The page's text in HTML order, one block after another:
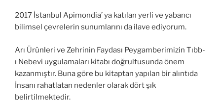
2017 İstanbul Apimondia’ ya katılan yerli ve yabancı
bilimsel çevrelerin sunumlarını da ilave ediyorum.
Arı Ürünleri ve Zehrinin Faydası Peygamberimizin Tıbb-
ı Nebevi uygulamaları kitabı doğrultusunda önem
kazanmıştır. Buna göre bu kitaptan yapılan bir alıntıda
İnsanı rahatlatan nedenler olarak dört şık
belirtilmektedir.